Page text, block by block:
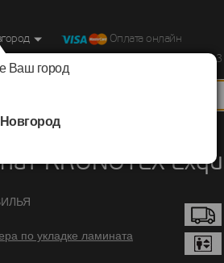
Ваш город
Оплата онлайн
Новгород, Ул. Республиканская д.43 корпус 3
KRONOTEX
по укладке ламината